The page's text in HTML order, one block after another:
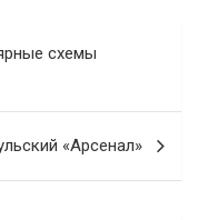
схемы
«Арсенал»